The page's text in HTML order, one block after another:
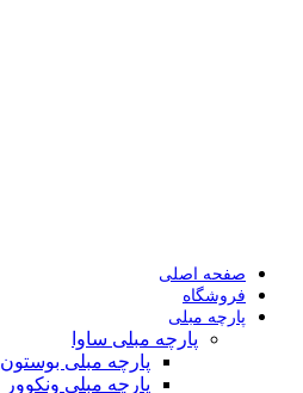
صفحه اصلی
فروشگاه
پارچه مبلی
پارچه مبلی ساوا
پارچه مبلی بوستون
پارچه مبلی ونکوور